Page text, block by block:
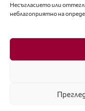
Несъгласието или
неблагоприятно на
Последвайте ни
Facebook
ISSN 1314-8915 Copyright